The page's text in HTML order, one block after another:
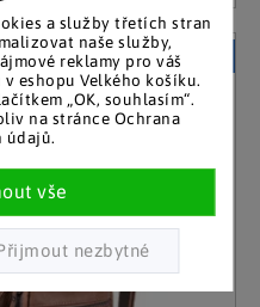
a služby třetích stran
naše služby,
reklamy pro váš
eshopu Velkého košíku.
„OK, souhlasím“.
na stránce Ochrana
údajů.
Akční cena